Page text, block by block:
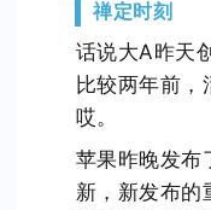
禅定时刻
话说大A昨天
比较两年前，
哎。
苹果昨晚发布
新，新发布